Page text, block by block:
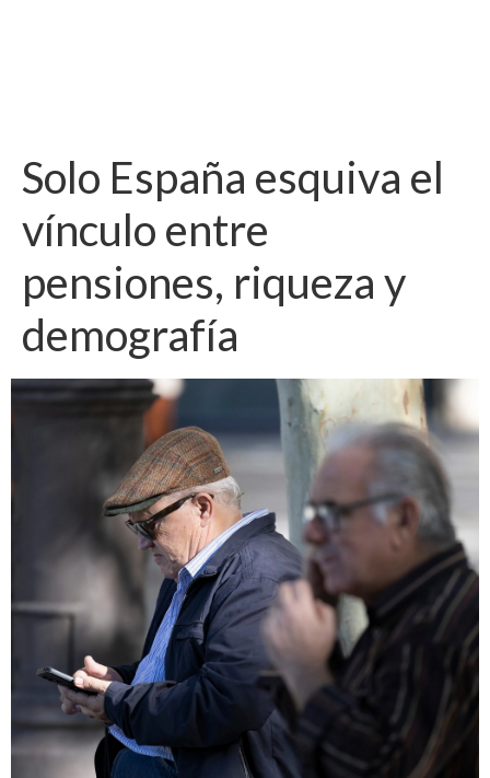
Solo España esquiva el
vínculo entre
pensiones, riqueza y
demografía